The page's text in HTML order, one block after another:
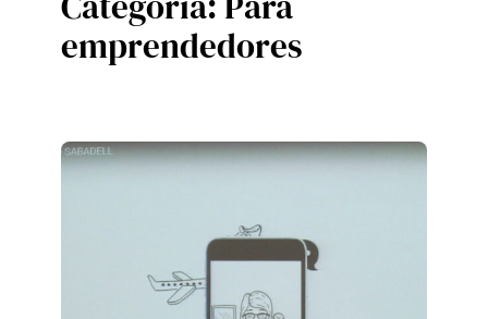
emprendedores